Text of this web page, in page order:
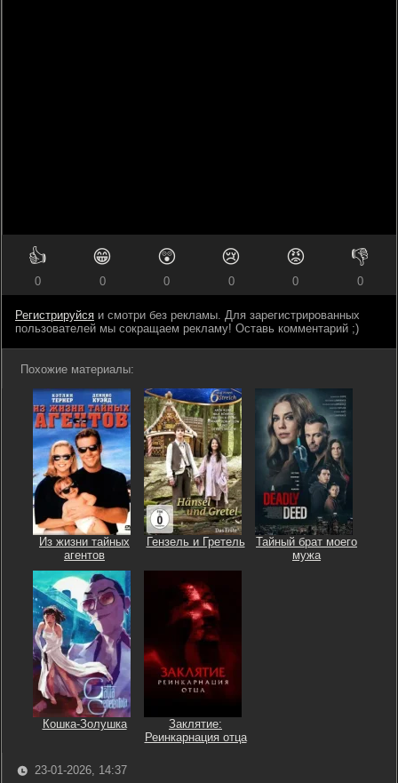
👍
0
😁
0
😲
0
😢
0
😡
0
👎
0
Регистрируйся и смотри без рекламы. Для зарегистрированных
пользователей мы сокращаем рекламу! Оставь комментарий ;)
Похожие материалы:
Из жизни тайных
агентов
Гензель и Гретель
Тайный брат моего
мужа
Кошка-Золушка
Заклятие:
Реинкарнация отца
23-01-2026, 14:37